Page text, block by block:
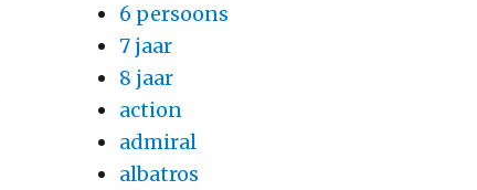
6 persoons
7 jaar
8 jaar
action
admiral
albatros